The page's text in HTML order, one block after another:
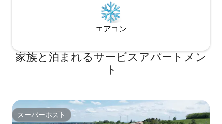
エアコン
家族と泊まれるサービスアパートメン
ト
スーパーホスト
スーパーホスト